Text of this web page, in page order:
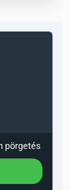
pörgetés